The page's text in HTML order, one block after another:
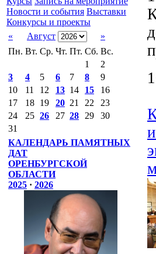
Новости и события Выставки
Конкурсы и проекты
«
Август
»
Пн. Вт. Ср. Чт. Пт. Сб. Вс.
1
2
3
4 5 6 7 8
9
10
11 12 13 14 15
16
17
18 19 20 21 22
23
24
25 26 27 28 29
30
31
КАЛЕНДАРЬ ПАМЯТНЫХ
ДАТ
ОРЕНБУРГСКОЙ
ОБЛАСТИ
2025 · 2026